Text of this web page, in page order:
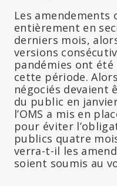
Les amendements
entièrement en
derniers mois,
versions
pandémies ont
cette période.
négociés devaient
du public en
l’OMS a mis en
pour éviter
publics quatre
verra-t-il les
soient soumis au